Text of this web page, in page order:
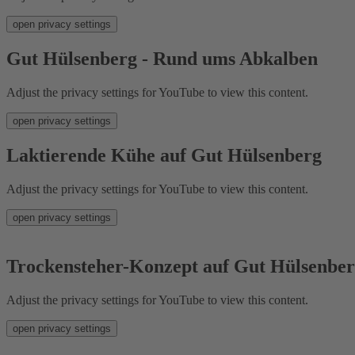
open privacy settings
Gut Hülsenberg - Rund ums Abkalben
Adjust the privacy settings for YouTube to view this content.
open privacy settings
Laktierende Kühe auf Gut Hülsenberg
Adjust the privacy settings for YouTube to view this content.
open privacy settings
Trockensteher-Konzept auf Gut
Adjust the privacy settings for YouTube to view this content.
open privacy settings